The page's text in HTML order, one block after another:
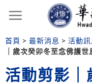
首頁 > 最新消息 > 活動訊
｜歲次癸卯冬至念佛護
活動剪影｜